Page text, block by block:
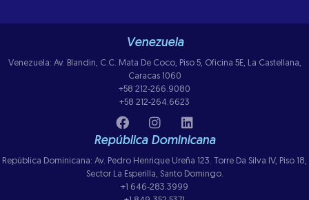
Venezuela
Venezuela: Av. Blandin, C.C. Mata De Coco, Piso 5, Oficina 5E, La Castellana,
Caracas 1060
+58 212-266.9080
+58 212-264.6623
República Dominicana
República Dominicana: Av. Pedro Henrique Ureña 123. Torre Da Silva IV, Piso 18,
Sector La Esperilla, Santo Domingo.
+1 646-283.3999